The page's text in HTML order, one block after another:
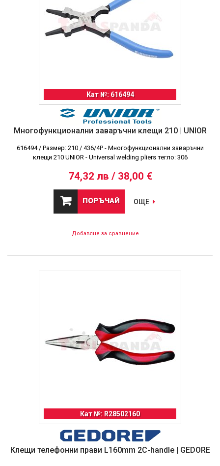
Кат №: 616494
Многофункционални заваръчни клещи 210 | UNIOR
616494 / Размер: 210 / 436/4P - Многофункционални заваръчни
клещи 210 UNIOR - Universal welding pliers тегло: 306
74,32 лв / 38,00 €
ПОРЪЧАЙ ОЩЕ
Добавяне за сравнение
Кат №: R28502160
Клещи телефонни прави L160mm 2C-handle | GEDORE